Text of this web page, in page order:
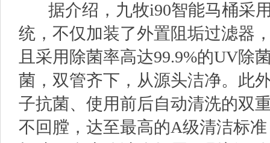
据介绍，九牧i90智能马桶采用
统，不仅加装了外置阻垢过滤器
且采用除菌率高达99.9%的UV除
菌，双管齐下，从源头洁净。此
子抗菌、使用前后自动清洗的双
不回膛，达至最高的A级清洁标